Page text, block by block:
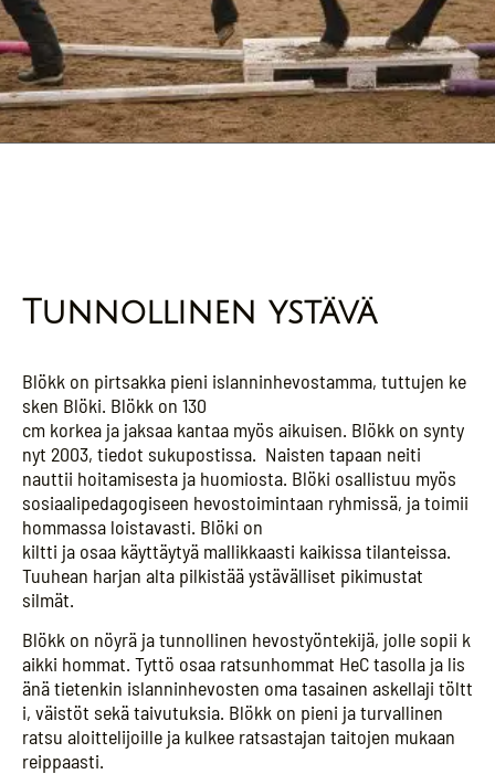
Tunnollinen ystävä
Blökk on pirtsakka pieni islanninhevostamma, tuttujen ke
sken Blöki. Blökk on 130
cm korkea ja jaksaa kantaa myös aikuisen. Blökk on synty
nyt 2003, tiedot sukupostissa. Naisten tapaan neiti
nauttii hoitamisesta ja huomiosta. Blöki osallistuu myös
sosiaalipedagogiseen hevostoimintaan ryhmissä, ja toimii
hommassa loistavasti. Blöki on
kiltti ja osaa käyttäytyä mallikkaasti kaikissa tilanteissa.
Tuuhean harjan alta pilkistää ystävälliset pikimustat
silmät.
Blökk on nöyrä ja tunnollinen hevostyöntekijä, jolle sopii k
aikki hommat. Tyttö osaa ratsunhommat HeC tasolla ja lis
änä tietenkin islanninhevosten oma tasainen askellaji töltt
i, väistöt sekä taivutuksia. Blökk on pieni ja turvallinen
ratsu aloittelijoille ja kulkee ratsastajan taitojen mukaan
reippaasti.